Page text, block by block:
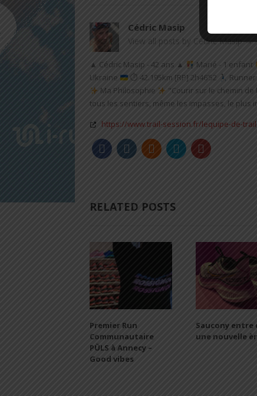
Cédric Masip
View all posts by Cédric Masip→
▲ Cédric Masip - 42 ans ▲ Marié - 1 enfant
Ukraine
⏱ 42.195km [RP] 2h46’52
Ma Philosophie
"Courir sur le chemin
tous les sentiers, même les impasses, le plus
https://www.trail-session.fr/lequipe-de-
RELATED POSTS
Premier Run
Communautaire
PÜLS à Annecy –
Good vibes
Saucony entre
une nouvelle